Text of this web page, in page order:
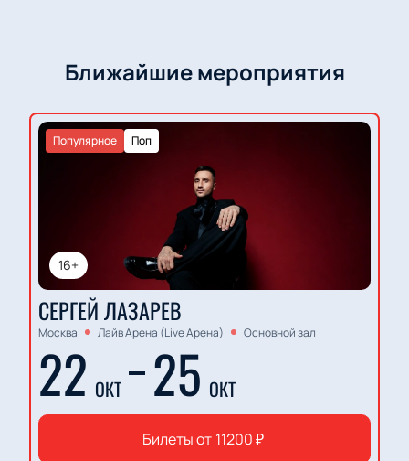
Ближайшие мероприятия
16+
Поп
Популярное
СЕРГЕЙ ЛАЗАРЕВ
Москва Лайв Арена (Live Арена) Основной зал
22 ОКТ 25 ОКТ
Билеты от 11200₽